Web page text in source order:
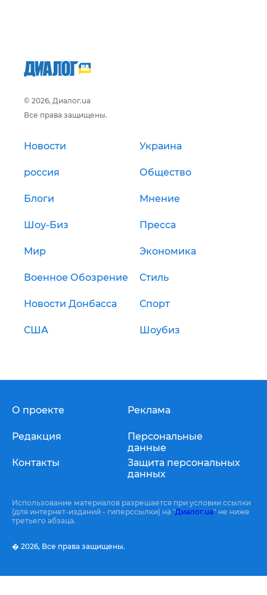
© 2026, Диалог.ua
Все права защищены.
Новости Украина
россия Общество
Блоги Мнение
Шоу-Биз Пресса
Мир Экономика
Военное Обозрение Стиль
Новости Донбасса Спорт
США Шоубиз
О проекте
Редакция
Контакты
Реклама
Персональные
данные
Защита персональных
данных
Использование материалов разрешается при условии ссылки
(для интернет-изданий - гиперссылки) на "Диалог.ua" не ниже
третьего абзаца.
� 2026, Все права защищены.